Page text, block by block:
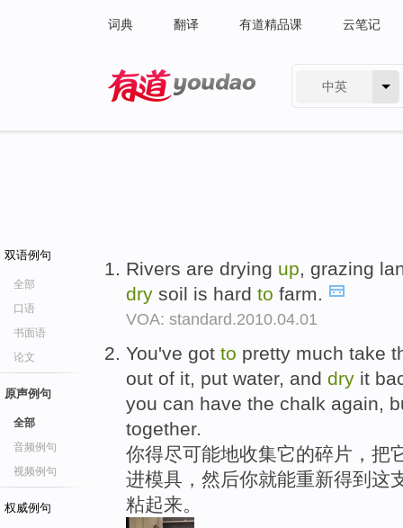
词典 翻译 有道精品课 云笔记
中英
双语例句
全部
口语
书面语
论文
原声例句
全部
音频例句
视频例句
权威例句
Rivers are drying up, grazing
dry soil is hard to farm.
VOA: standard.2010.04.01
You've got to pretty much take
out of it, put water, and dry it
you can have the chalk again,
together.
你得尽可能地收集它的碎片，把
进模具，然后你就能重新得到这
粘起来。